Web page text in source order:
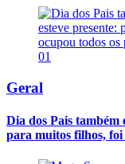
01
Geral
Dia dos Pais também
para muitos filhos, foi